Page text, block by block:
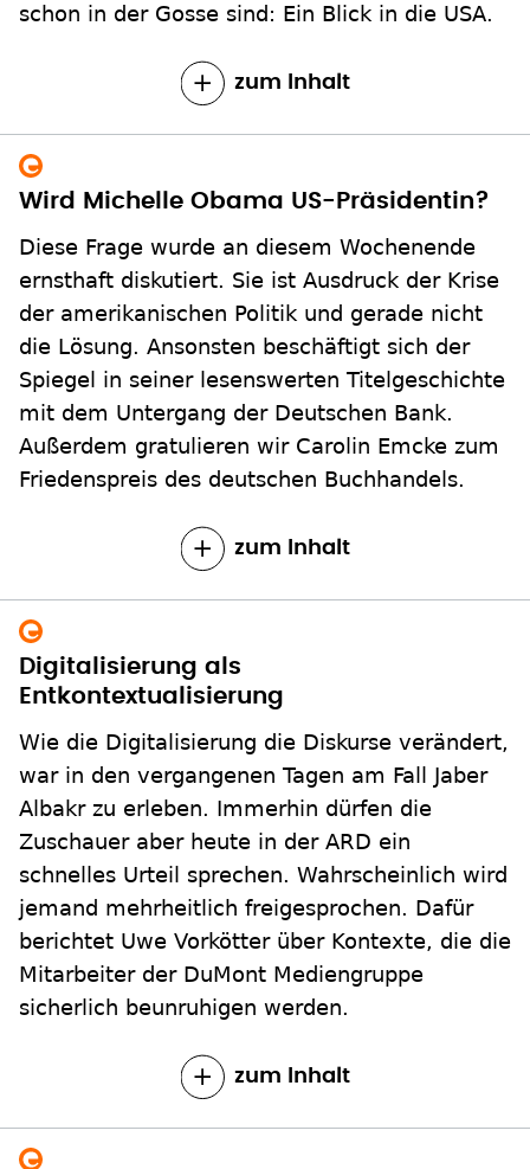
schon in der Gosse sind: Ein Blick in die USA.
zum Inhalt
Wird Michelle Obama US-Präsidentin?
Diese Frage wurde an diesem Wochenende
ernsthaft diskutiert. Sie ist Ausdruck der Krise
der amerikanischen Politik und gerade nicht
die Lösung. Ansonsten beschäftigt sich der
Spiegel in seiner lesenswerten Titelgeschichte
mit dem Untergang der Deutschen Bank.
Außerdem gratulieren wir Carolin Emcke zum
Friedenspreis des deutschen Buchhandels.
zum Inhalt
Digitalisierung als
Entkontextualisierung
Wie die Digitalisierung die Diskurse verändert,
war in den vergangenen Tagen am Fall Jaber
Albakr zu erleben. Immerhin dürfen die
Zuschauer aber heute in der ARD ein
schnelles Urteil sprechen. Wahrscheinlich wird
jemand mehrheitlich freigesprochen. Dafür
berichtet Uwe Vorkötter über Kontexte, die die
Mitarbeiter der DuMont Mediengruppe
sicherlich beunruhigen werden.
zum Inhalt